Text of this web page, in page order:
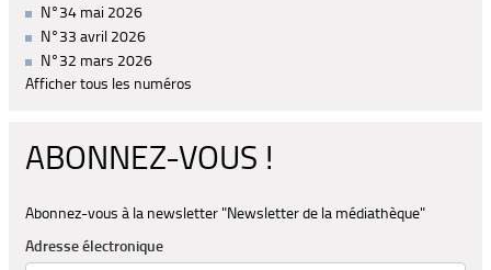
N°34 mai 2026
N°33 avril 2026
N°32 mars 2026
Afficher tous les numéros
ABONNEZ-VOUS !
Abonnez-vous à la newsletter "Newsletter de la médiathèque"
Adresse électronique